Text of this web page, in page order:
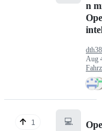
n
Aug
1 💻